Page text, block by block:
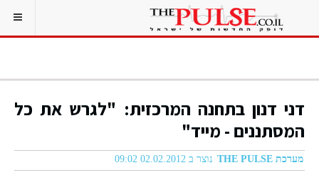
דני דנון בתחנה המרכזית: "לגרש את כל
המסתננים - מייד"
מערכת THE PULSE נוצר ב 02.02.2012 09:02